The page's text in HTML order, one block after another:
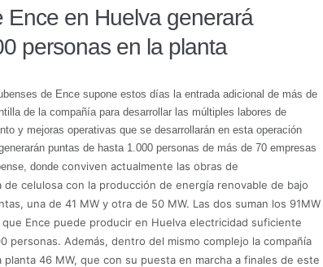
Ence en Huelva generará
personas en la planta
de Ence supone estos días la entrada adicional de más de
de la compañía para desarrollar las múltiples labores de
y mejoras operativas que se desarrollarán en esta operación
puntas de hasta 1.000 personas de más de 70 empresas
donde conviven actualmente las obras de
celulosa con la producción de energía renovable de bajo
una de 41 MW y otra de 50 MW. Las dos suman los 91MW
Ence puede producir en Huelva electricidad suficiente
personas. Además, dentro del mismo complejo la compañía
46 MW, que con su puesta en marcha a finales de este